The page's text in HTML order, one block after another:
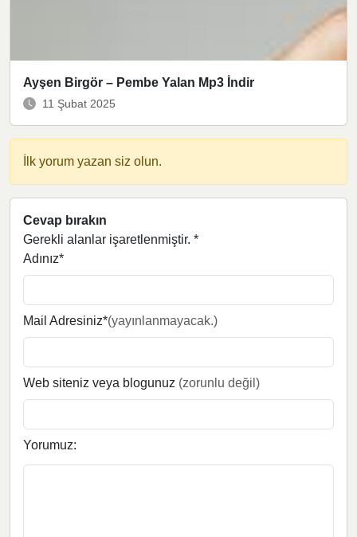
Ayşen Birgör – Pembe Yalan Mp3 İndir
11 Şubat 2025
İlk yorum yazan siz olun.
Cevap bırakın
Gerekli alanlar işaretlenmiştir. *
Adınız*
Mail Adresiniz*(yayınlanmayacak.)
Web siteniz veya blogunuz (zorunlu değil)
Yorumuz: